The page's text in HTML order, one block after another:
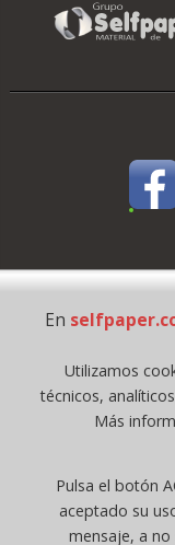
Pago
©selfpaper.com, y las
Registro
Tomo 7263, Libro
En
Utilizamos
técnicos,
Más
Pulsa el botón
aceptado su
mensaje, a